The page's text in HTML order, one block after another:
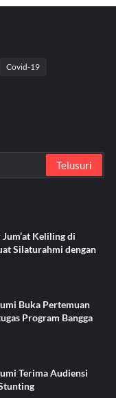
Covid-19
Keliling di
Silaturahmi dengan
Buka Pertemuan
Program Bangga
Terima Audiensi